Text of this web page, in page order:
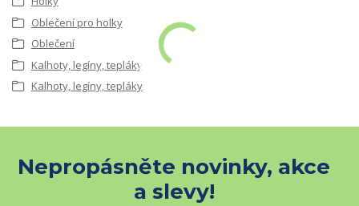
Oblečení pro holky
Oblečení
Kalhoty, legíny, tepláky
Kalhoty, legíny, tepláky
Nepropásněte novinky, akce
a slevy!